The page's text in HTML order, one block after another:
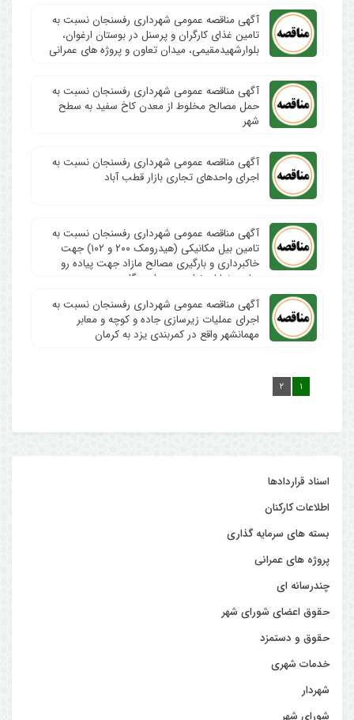
آگهی مناقصه عمومی شهرداری رفسنجان نسبت به
تامین غذای کارگران و پرسنل در بوستان ارغوان،
بلوارشهیدمقیمی، میدان تعاون و پروژه های عمرانی
آگهی مناقصه عمومی شهرداری رفسنجان نسبت به
حمل مصالح مخلوط از معدن کاخ سفید به سطح
شهر
آگهی مناقصه عمومی شهرداری رفسنجان نسبت به
اجرای واحدهای تجاری بازار قطب آباد
آگهی مناقصه عمومی شهرداری رفسنجان نسبت به
تامین بیل مکانیکی (هیدرومک ۲۰۰ و ۱۰۲) جهت
خاکبرداری و بارگیری مصالح مازاد جهت پیاده رو
سازی خیابان نواب ، سردار جنگل و…
آگهی مناقصه عمومی شهرداری رفسنجان نسبت به
اجرای عملیات زیرسازی جاده و کوچه و معابر
مهمانشهر واقع در کمربندی یزد به کرمان
۱ ۲
اسناد قراردادها
اطلاعات کارکنان
بسته های سرمایه گذاری
پروژه های عمرانی
چندرسانه ای
حقوق اعضای شورای شهر
حقوق و دستمزد
خدمات شهری
شهردار
شورای شهر